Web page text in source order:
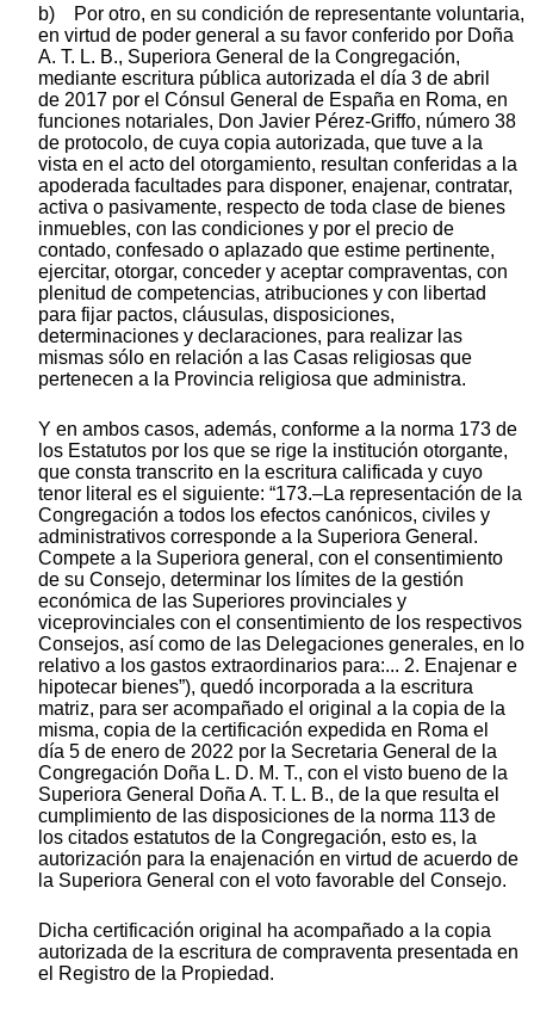
b) Por otro, en su condición de representante voluntaria,
en virtud de poder general a su favor conferido por Doña
A. T. L. B., Superiora General de la Congregación,
mediante escritura pública autorizada el día 3 de abril
de 2017 por el Cónsul General de España en Roma, en
funciones notariales, Don Javier Pérez-Griffo, número 38
de protocolo, de cuya copia autorizada, que tuve a la
vista en el acto del otorgamiento, resultan conferidas a la
apoderada facultades para disponer, enajenar, contratar,
activa o pasivamente, respecto de toda clase de bienes
inmuebles, con las condiciones y por el precio de
contado, confesado o aplazado que estime pertinente,
ejercitar, otorgar, conceder y aceptar compraventas, con
plenitud de competencias, atribuciones y con libertad
para fijar pactos, cláusulas, disposiciones,
determinaciones y declaraciones, para realizar las
mismas sólo en relación a las Casas religiosas que
pertenecen a la Provincia religiosa que administra.
Y en ambos casos, además, conforme a la norma 173 de
los Estatutos por los que se rige la institución otorgante,
que consta transcrito en la escritura calificada y cuyo
tenor literal es el siguiente: “173.–La representación de la
Congregación a todos los efectos canónicos, civiles y
administrativos corresponde a la Superiora General.
Compete a la Superiora general, con el consentimiento
de su Consejo, determinar los límites de la gestión
económica de las Superiores provinciales y
viceprovinciales con el consentimiento de los respectivos
Consejos, así como de las Delegaciones generales, en lo
relativo a los gastos extraordinarios para:... 2. Enajenar e
hipotecar bienes”), quedó incorporada a la escritura
matriz, para ser acompañado el original a la copia de la
misma, copia de la certificación expedida en Roma el
día 5 de enero de 2022 por la Secretaria General de la
Congregación Doña L. D. M. T., con el visto bueno de la
Superiora General Doña A. T. L. B., de la que resulta el
cumplimiento de las disposiciones de la norma 113 de
los citados estatutos de la Congregación, esto es, la
autorización para la enajenación en virtud de acuerdo de
la Superiora General con el voto favorable del Consejo.
Dicha certificación original ha acompañado a la copia
autorizada de la escritura de compraventa presentada en
el Registro de la Propiedad.